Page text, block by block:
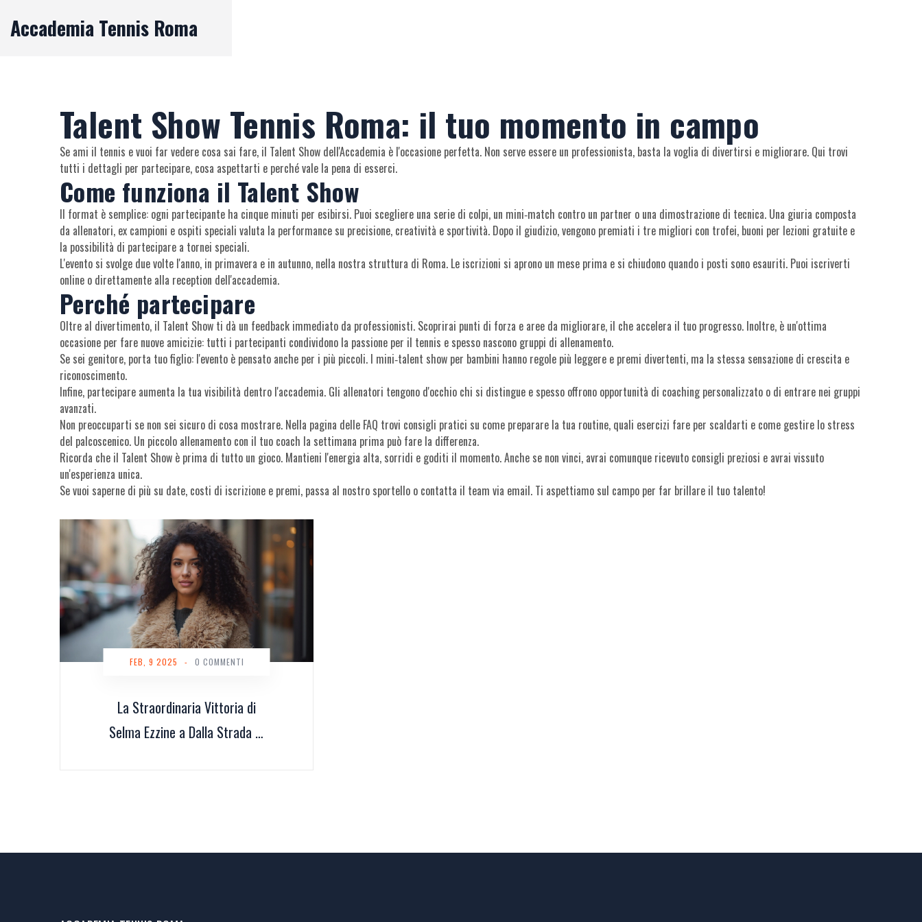
Accademia Tennis Roma
Talent Show Tennis Roma: il tuo momento in campo
Se ami il tennis e vuoi far vedere cosa sai fare, il Talent Show dell'Accademia è l'occasione perfetta. Non serve essere un professionista, basta la voglia di divertirsi e migliorare. Qui trovi
tutti i dettagli per partecipare, cosa aspettarti e perché vale la pena di esserci.
Come funziona il Talent Show
Il format è semplice: ogni partecipante ha cinque minuti per esibirsi. Puoi scegliere una serie di colpi, un mini‑match contro un partner o una dimostrazione di tecnica. Una giuria composta
da allenatori, ex campioni e ospiti speciali valuta la performance su precisione, creatività e sportività. Dopo il giudizio, vengono premiati i tre migliori con trofei, buoni per lezioni gratuite e
la possibilità di partecipare a tornei speciali.
L'evento si svolge due volte l'anno, in primavera e in autunno, nella nostra struttura di Roma. Le iscrizioni si aprono un mese prima e si chiudono quando i posti sono esauriti. Puoi iscriverti
online o direttamente alla reception dell'accademia.
Perché partecipare
Oltre al divertimento, il Talent Show ti dà un feedback immediato da professionisti. Scoprirai punti di forza e aree da migliorare, il che accelera il tuo progresso. Inoltre, è un'ottima
occasione per fare nuove amicizie: tutti i partecipanti condividono la passione per il tennis e spesso nascono gruppi di allenamento.
Se sei genitore, porta tuo figlio: l'evento è pensato anche per i più piccoli. I mini‑talent show per bambini hanno regole più leggere e premi divertenti, ma la stessa sensazione di crescita e
riconoscimento.
Infine, partecipare aumenta la tua visibilità dentro l'accademia. Gli allenatori tengono d'occhio chi si distingue e spesso offrono opportunità di coaching personalizzato o di entrare nei gruppi
avanzati.
Non preoccuparti se non sei sicuro di cosa mostrare. Nella pagina delle FAQ trovi consigli pratici su come preparare la tua routine, quali esercizi fare per scaldarti e come gestire lo stress
del palcoscenico. Un piccolo allenamento con il tuo coach la settimana prima può fare la differenza.
Ricorda che il Talent Show è prima di tutto un gioco. Mantieni l'energia alta, sorridi e goditi il momento. Anche se non vinci, avrai comunque ricevuto consigli preziosi e avrai vissuto
un'esperienza unica.
Se vuoi saperne di più su date, costi di iscrizione e premi, passa al nostro sportello o contatta il team via email. Ti aspettiamo sul campo per far brillare il tuo talento!
La Straordinaria Vittoria di
Selma Ezzine a Dalla Strada al
FEB, 9 2025 - 0 COMMENTI